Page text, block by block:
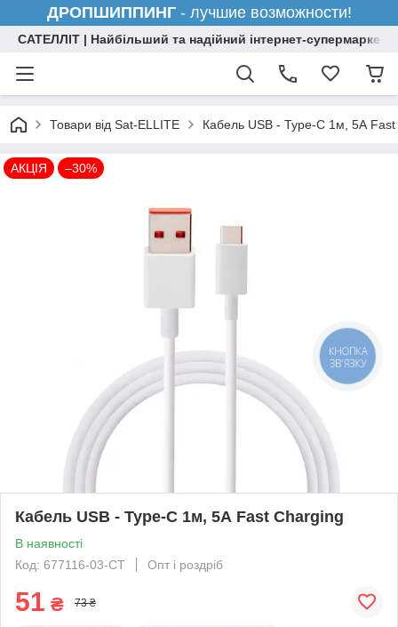
ДРОПШИППИНГ- лучшие возможности!
САТЕЛЛІТ | Найбільший та надійний інтернет-супермаркет
Товари від Sat-ELLITE Кабель USB - Type-C 1м, 5А
АКЦІЯ –30%
Кабель USB - Type-C 1м, 5А Fast Charging
В наявності
Код: 677116-03-СТ
Опт і роздріб
51 ₴ 73 ₴
КНОПКА
ЗВ'ЯЗКУ